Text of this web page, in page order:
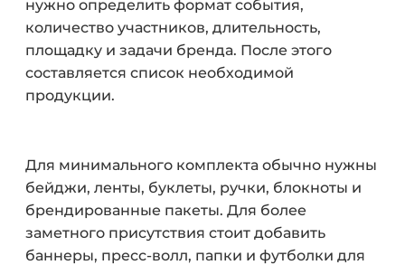
нужно определить формат события,
количество участников, длительность,
площадку и задачи бренда. После этого
составляется список необходимой
продукции.
Для минимального комплекта обычно нужны
бейджи, ленты, буклеты, ручки, блокноты и
брендированные пакеты. Для более
заметного присутствия стоит добавить
баннеры, пресс-волл, папки и футболки для